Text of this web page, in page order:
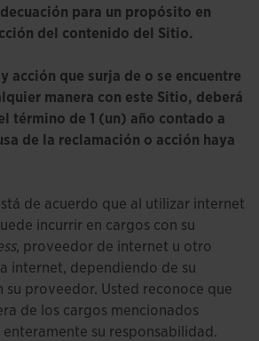
para un propósito en
del contenido del Sitio.
acción que surja de o se encuentre
manera con este Sitio, deberá
término de 1 (un) año contado a
de la reclamación o acción haya
de acuerdo que al utilizar internet
incurrir en cargos con su
, proveedor de internet u otro
internet, dependiendo de su
proveedor. Usted reconoce que
de los cargos mencionados
su responsabilidad.